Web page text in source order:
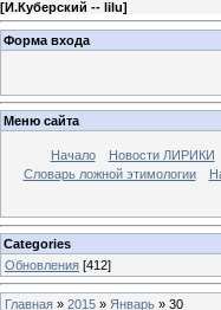
[И.Куберский -- lilu]
Форма входа
Меню сайта
Начало Новости ЛИРИКИ
Словарь ложной этимологии
Categories
Обновления [412]
Главная » 2015 » Январь » 30